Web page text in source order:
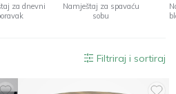
za dnevni
Namještaj za spavaću
sobu
Filtriraj i sortiraj